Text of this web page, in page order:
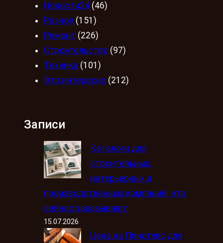
Новости24 (46)
Разное (151)
Ремонт (226)
Строительство (97)
Техника (101)
Это интересно (212)
Записи
Каталоги для
строительных,
интерьерных и
производственных компаний: что
сейчас заказывают
15.07.2026
Цена на Пинотекс для